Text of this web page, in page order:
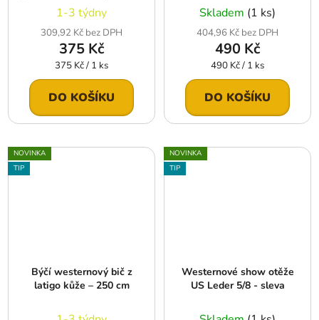
1-3 týdny
309,92 Kč bez DPH
375 Kč
Měrná
cena:
375 Kč / 1 ks
DO KOŠÍKU
Skladem (1 ks)
404,96 Kč bez DPH
490 Kč
Měrná
cena:
490 Kč / 1 ks
DO KOŠÍKU
NOVINKA
TIP
Býčí westernový bič z
latigo kůže – 250 cm
NOVINKA
TIP
Westernové show otěže
US Leder 5/8 - sleva